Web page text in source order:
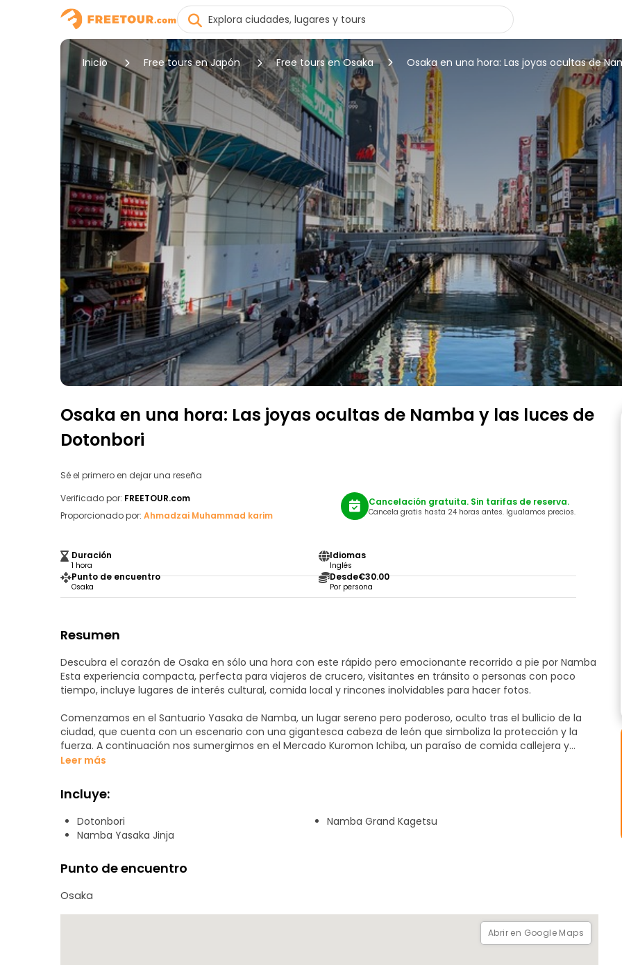
Inicio Free tours en Japón Free tours en Osaka Osaka en una hora: Las joyas ocultas de
Osaka en una hora: Las joyas ocultas de Namba y las luces de
Dotonbori
Sé el primero en dejar una reseña
Verificado por: FREETOUR.com
Proporcionado por: Ahmadzai Muhammad karim
Duración
1 hora
Idiomas
Inglés
Punto de encuentro
Osaka
Desde€30.00
Por persona
Cancelación gratuita. Sin tarifas de reserva.
Cancela gratis hasta 24 horas antes. Igualamos precios.
Resumen
Descubra el corazón de Osaka en sólo una hora con este rápido pero emocionante recorrido a pie por Namba
Esta experiencia compacta, perfecta para viajeros de crucero, visitantes en tránsito o personas con poco
tiempo, incluye lugares de interés cultural, comida local y rincones inolvidables para hacer fotos.
Comenzamos en el Santuario Yasaka de Namba, un lugar sereno pero poderoso, oculto tras el bullicio de la
ciudad, que cuenta con un escenario con una gigantesca cabeza de león que simboliza la protección y la
fuerza. A continuación nos sumergimos en el Mercado Kuromon Ichiba, un paraíso de comida callejera y
colores donde podrá degustar deliciosos aperitivos japoneses como brochetas de wagyu o marisco fresco.
Al continuar, pasamos por el famoso Gran Teatro Kagetsu de Namba, cuna de la comedia japonesa (manzai),
y hablamos de la singular cultura del humor de Osaka. Terminaremos con un animado paseo por Dotonbori,
donde los carteles de neón iluminan la noche. Hágase la foto de rigor con el Hombre Glico, salude al cartel del
cangrejo en movimiento y disfrute del enérgico ambiente que se respira a lo largo del paseo por el canal.
Leer más
Incluye:
Dotonbori
Namba Grand Kagetsu
Namba Yasaka Jinja
Punto de encuentro
Osaka
Abrir en Google Maps